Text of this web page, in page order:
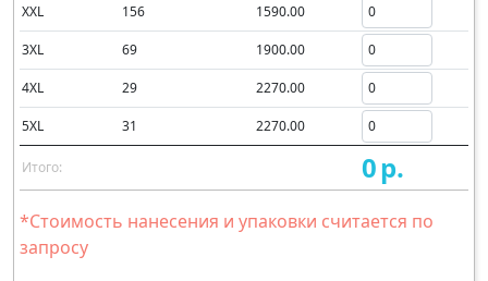
XXL 156 1590.00
3XL 69 1900.00
4XL 29 2270.00
5XL 31 2270.00
Итого: 0р.
*Стоимость нанесения и упаковки считается по
запросу